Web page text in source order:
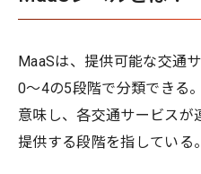
MaaSは、提供可能な交通
0～4の5段階で分類できる
意味し、各交通サービスが
提供する段階を指している。